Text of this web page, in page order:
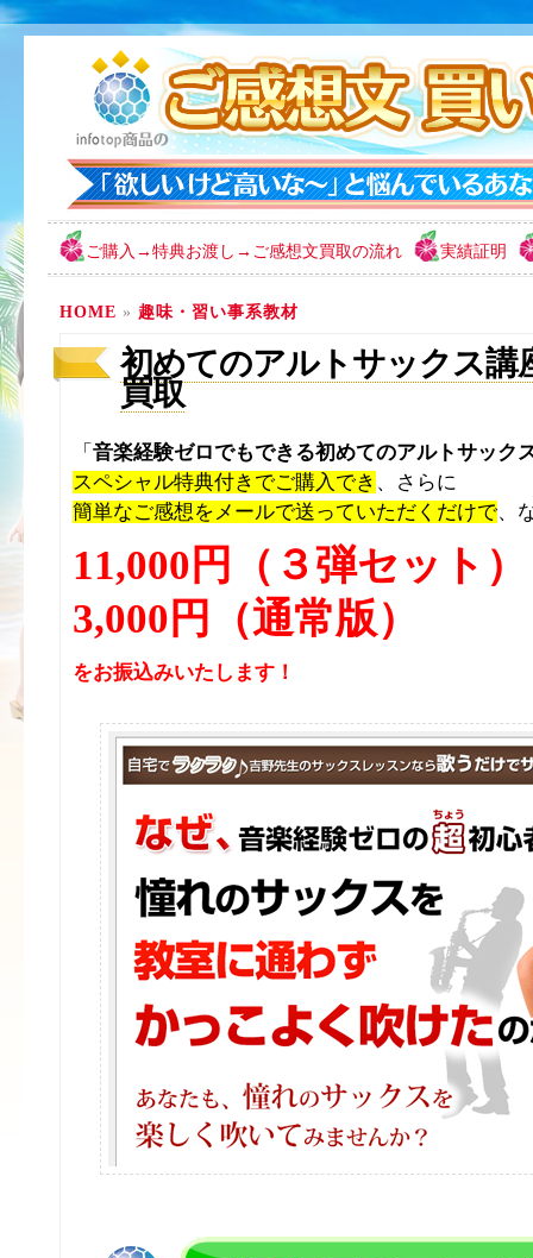
ご購入→特典お渡し→ご感想文買取の流れ 実績証明
HOME » 趣味・習い事系教材
初めてのアルトサックス講
買取
「 音楽経験ゼロでもできる初めてのアルトサック
スペシャル特典付きでご購入でき 、さらに
簡単なご感想をメールで送っていただくだけで、
11,000円（３弾セット）
3,000円（通常版）
をお振込みいたします！